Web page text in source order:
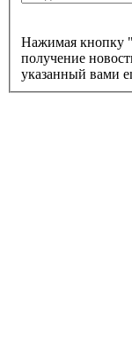
Нажимая кнопку
получение
указанный вами